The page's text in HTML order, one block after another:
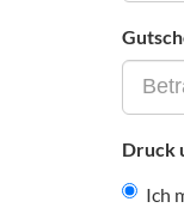
Druck
Ich